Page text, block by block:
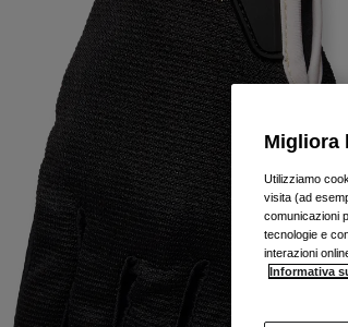
Migliora
Utilizziamo
visita (ad
comunicazioni
tecnologie e
interazioni
Informativa